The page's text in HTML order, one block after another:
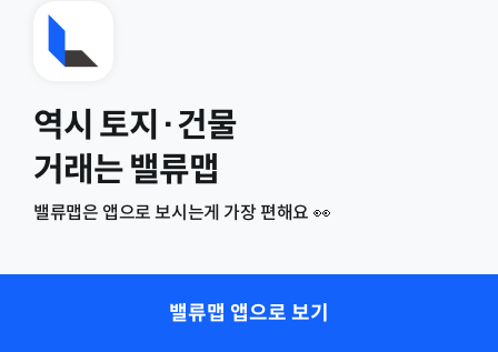
역시 토지·건물
거래는 밸류맵
밸류맵은 앱으로 보시는게 가장 편해요 👀
밸류맵 앱으로 보기